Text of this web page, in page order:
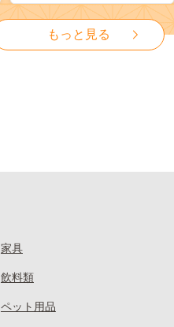
も 先行予約 送料無料 果物 岡
山県 笠岡市 清水白桃 白鳳 白
麗 クール便---
kasaoka_zsy_419_100---
もっと見る
家具
飲料類
ペット用品